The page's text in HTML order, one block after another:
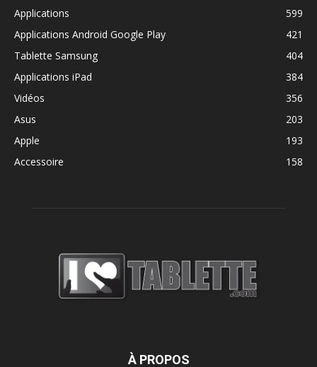
Applications
599
Applications Android Google Play
421
Tablette Samsung
404
Applications iPad
384
Vidéos
356
Asus
203
Apple
193
Accessoire
158
À PROPOS